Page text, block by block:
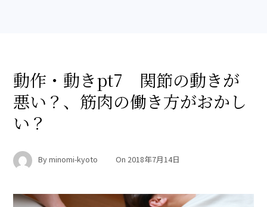
動作・動きpt7 関節の動きが
悪い？、筋肉の働き方がおかし
い？
Byminomi-kyoto On 2018年7月14日